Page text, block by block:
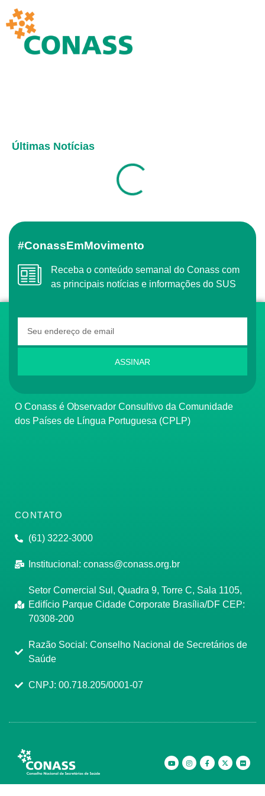
Últimas Notícias
#ConassEmMovimento
Receba o conteúdo semanal do Conass com
as principais notícias e informações do SUS
ASSINAR
O Conass é Observador Consultivo da Comunidade
dos Países de Língua Portuguesa (CPLP)
CONTATO
(61) 3222-3000
Institucional: conass@conass.org.br
Setor Comercial Sul, Quadra 9, Torre C, Sala 1105,
Edifício Parque Cidade Corporate Brasília/DF CEP:
70308-200
Razão Social: Conselho Nacional de Secretários de
Saúde
CNPJ: 00.718.205/0001-07